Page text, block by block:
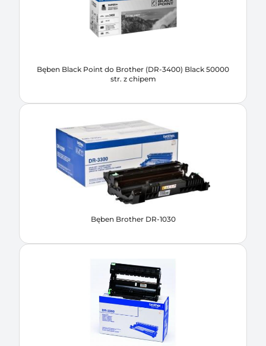
Bęben Black Point do Brother (DR-3400) Black 50000
str. z chipem
Bęben Brother DR-1030